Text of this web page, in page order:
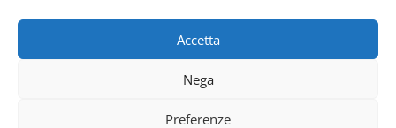
Accetta
Nega
Preferenze
Copyright © 2007-2024 Studio Legale Avv. Dario
Web Design & SEO byGenesi.it